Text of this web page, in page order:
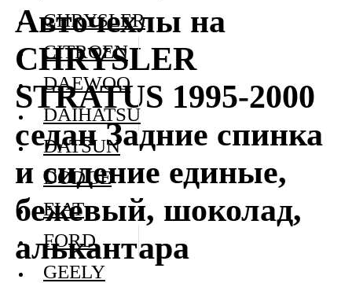
Авточехлы на
CHRYSLER
STRATUS 1995-2000
седан Задние спинка
и сидение единые,
бежевый, шоколад,
алькантара
CHRYSLER
CITROEN
DAEWOO
DAIHATSU
DATSUN
DODGE
FIAT
FORD
GEELY